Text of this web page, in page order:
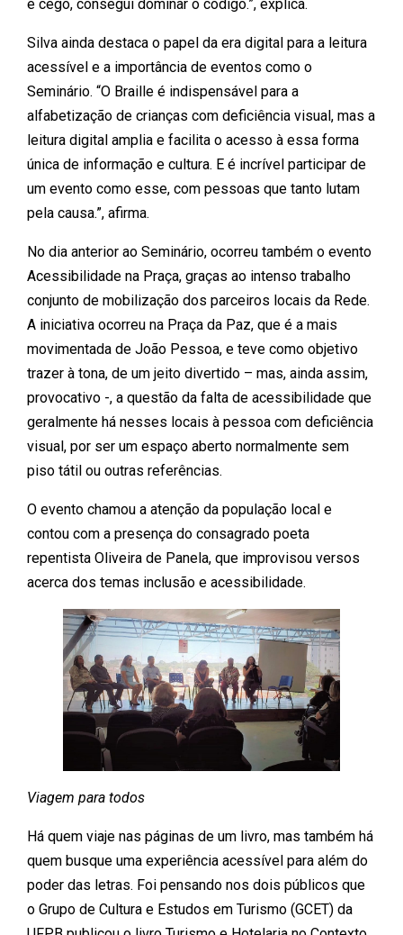
é cego, consegui dominar o código.”, explica.
Silva ainda destaca o papel da era digital para a leitura
acessível e a importância de eventos como o
Seminário. “O Braille é indispensável para a
alfabetização de crianças com deficiência visual, mas a
leitura digital amplia e facilita o acesso à essa forma
única de informação e cultura. E é incrível participar de
um evento como esse, com pessoas que tanto lutam
pela causa.”, afirma.
No dia anterior ao Seminário, ocorreu também o evento
Acessibilidade na Praça, graças ao intenso trabalho
conjunto de mobilização dos parceiros locais da Rede.
A iniciativa ocorreu na Praça da Paz, que é a mais
movimentada de João Pessoa, e teve como objetivo
trazer à tona, de um jeito divertido – mas, ainda assim,
provocativo -, a questão da falta de acessibilidade que
geralmente há nesses locais à pessoa com deficiência
visual, por ser um espaço aberto normalmente sem
piso tátil ou outras referências.
O evento chamou a atenção da população local e
contou com a presença do consagrado poeta
repentista Oliveira de Panela, que improvisou versos
acerca dos temas inclusão e acessibilidade.
Viagem para todos
Há quem viaje nas páginas de um livro, mas também há
quem busque uma experiência acessível para além do
poder das letras. Foi pensando nos dois públicos que
o Grupo de Cultura e Estudos em Turismo (GCET) da